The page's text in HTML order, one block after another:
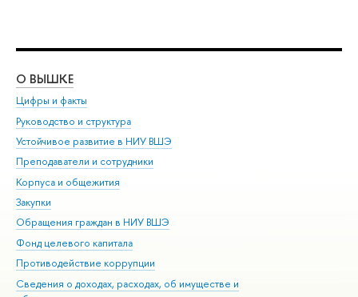
О ВЫШКЕ
Цифры и факты
Руководство и структура
Устойчивое развитие в НИУ ВШЭ
Преподаватели и сотрудники
Корпуса и общежития
Закупки
Обращения граждан в НИУ ВШЭ
Фонд целевого капитала
Противодействие коррупции
Сведения о доходах, расходах, об имуществе и